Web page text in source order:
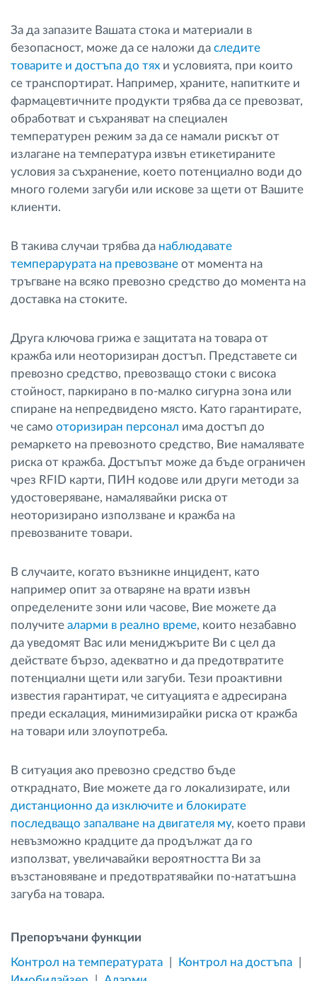
За да запазите Вашата стока и материали в
безопасност, може да се наложи да следите
товарите и достъпа до тях и условията, при които
се транспортират. Например, храните, напитките и
фармацевтичните продукти трябва да се превозват,
обработват и съхраняват на специален
температурен режим за да се намали рискът от
излагане на температура извън етикетираните
условия за съхранение, което потенциално води до
много големи загуби или искове за щети от Вашите
клиенти.
В такива случаи трябва да наблюдавате
темперарурата на превозване от момента на
тръгване на всяко превозно средство до момента на
доставка на стоките.
Друга ключова грижа е защитата на товара от
кражба или неоторизиран достъп. Представете си
превозно средство, превозващо стоки с висока
стойност, паркирано в по-малко сигурна зона или
спиране на непредвидено място. Като гарантирате,
че само оторизиран персонал има достъп до
ремаркето на превозното средство, Вие намалявате
риска от кражба. Достъпът може да бъде ограничен
чрез RFID карти, ПИН кодове или други методи за
удостоверяване, намалявайки риска от
неоторизирано използване и кражба на
превозваните товари.
В случаите, когато възникне инцидент, като
например опит за отваряне на врати извън
определените зони или часове, Вие можете да
получите аларми в реално време, които незабавно
да уведомят Вас или мениджърите Ви с цел да
действате бързо, адекватно и да предотвратите
потенциални щети или загуби. Тези проактивни
известия гарантират, че ситуацията е адресирана
преди ескалация, минимизирайки риска от кражба
на товари или злоупотреба.
В ситуация ако превозно средство бъде
откраднато, Вие можете да го локализирате, или
дистанционно да изключите и блокирате
последващо запалване на двигателя му, което прави
невъзможно крадците да продължат да го
използват, увеличавайки вероятността Ви за
възстановяване и предотвратявайки по-нататъшна
загуба на товара.
Препоръчани функции
Контрол на температурата
Контрол на достъпа